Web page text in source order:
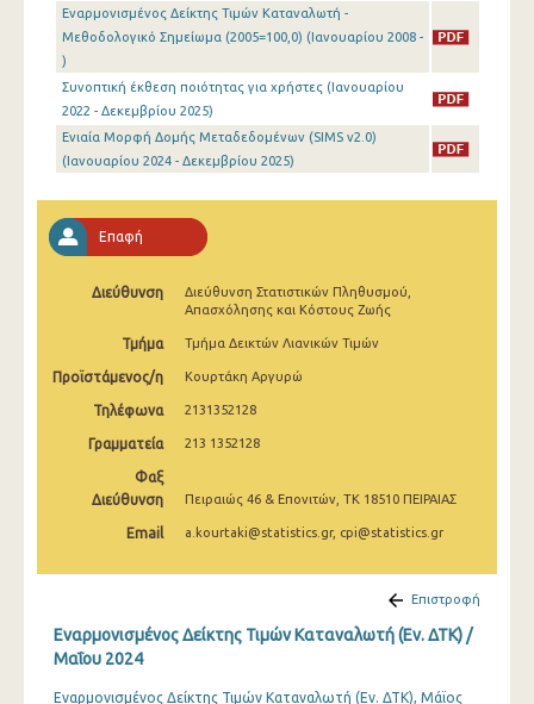
Αυγούστου 2025
Ιουνίου 2025
Μαΐου 2025
Μαρτίου 2025
Ιανουαρίου 2025
Νοεμβρίου 2024
Οκτωβρίου 2024
Σεπτεμβρίου 2024
Αυγούστου 2024
Ιουλίου 2024
Μαΐου 2024
Εναρμονισμένος Δείκτης Τιμών Καταναλωτή -
Μεθοδολογικό Σημείωμα (2005=100,0) (Ιανουαρίου 2008 -
)
Συνοπτική έκθεση ποιότητας για χρήστες (Ιανουαρίου
2022 - Δεκεμβρίου 2025)
Ενιαία Μορφή Δομής Μεταδεδομένων (SIMS v2.0)
(Ιανουαρίου 2024 - Δεκεμβρίου 2025)
Επαφή
Διεύθυνση
Διεύθυνση Στατιστικών Πληθυσμού,
Απασχόλησης και Κόστους Ζωής
Τμήμα Τμήμα Δεικτών Λιανικών Τιμών
Προϊστάμενος/η Κουρτάκη Αργυρώ
Τηλέφωνα 2131352128
Γραμματεία 213 1352128
Φαξ
Διεύθυνση
Πειραιώς 46 & Επονιτών, ΤΚ 18510 ΠΕΙΡΑΙΑΣ
Email a.kourtaki@statistics.gr, cpi@statistics.gr
Επιστροφή
Εναρμονισμένος Δείκτης Τιμών Καταναλωτή (Εν. ΔΤΚ) /
Μαΐου 2024
Εναρμονισμένος Δείκτης Τιμών Καταναλωτή (Εν. ΔΤΚ), Μάϊος